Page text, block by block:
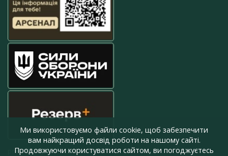
press@armyinform.com.ua
Ми використовуємо файли cookie, щоб забезпечити
вам найкращий досвід роботи на нашому сайті.
Продовжуючи користуватися сайтом, ви погоджуєтесь